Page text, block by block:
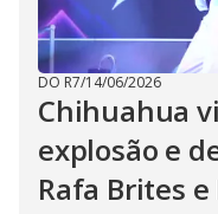
DO R7/14/06/2026
Chihuahua
explosão e
Rafa Brites